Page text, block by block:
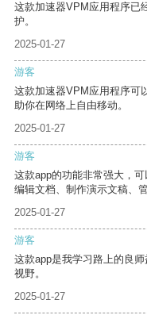
这款加速器VPM应用程序已
护。
2025-01-27
游客
这款加速器VPM应用程序可
助你在网络上自由移动。
2025-01-27
游客
这款app的功能非常强大，
编辑文档、制作演示文稿、
2025-01-27
游客
这款app是我学习路上的良
视野。
2025-01-27